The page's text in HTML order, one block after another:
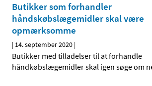
Butikker som forhandler
håndskøbslægemidler skal være
opmærksomme
| 14. september 2020 |
Butikker med tilladelser til at forhandle
håndkøbslægemidler skal igen søge om